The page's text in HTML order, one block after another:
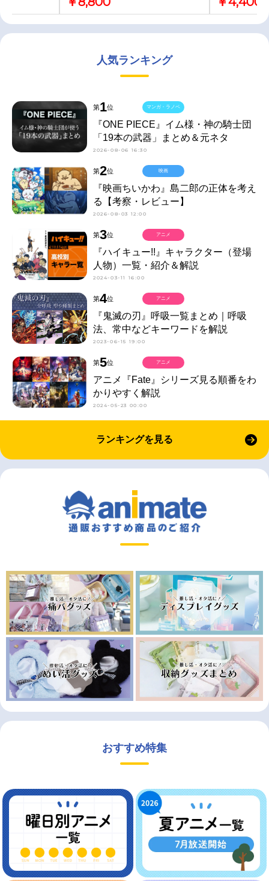
人気ランキング
第1位
『ONE PIECE』イム様・神の騎士団
「19本の武器」まとめ＆元ネタ
2026-08-06 16:30
マンガ・ラノベ
第2位
『映画ちいかわ』島二郎の正体を考え
る【考察・レビュー】
2026-08-03 12:00
映画
第3位
『ハイキュー!!』キャラクター（登場
人物）一覧・紹介＆解説
2024-03-11 16:00
アニメ
第4位
『鬼滅の刃』呼吸一覧まとめ｜呼吸
法、常中などキーワードを解説
2023-06-15 19:00
アニメ
第5位
アニメ『Fate』シリーズ見る順番をわ
かりやすく解説
2024-05-23 00:00
アニメ
ランキングを見る
おすすめ特集